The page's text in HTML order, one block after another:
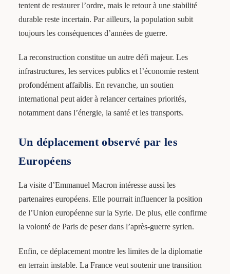
tentent de restaurer l’ordre, mais le retour à une stabilité
durable reste incertain. Par ailleurs, la population subit
toujours les conséquences d’années de guerre.
La reconstruction constitue un autre défi majeur. Les
infrastructures, les services publics et l’économie restent
profondément affaiblis. En revanche, un soutien
international peut aider à relancer certaines priorités,
notamment dans l’énergie, la santé et les transports.
Un déplacement observé par les
Européens
La visite d’Emmanuel Macron intéresse aussi les
partenaires européens. Elle pourrait influencer la position
de l’Union européenne sur la Syrie. De plus, elle confirme
la volonté de Paris de peser dans l’après-guerre syrien.
Enfin, ce déplacement montre les limites de la diplomatie
en terrain instable. La France veut soutenir une transition